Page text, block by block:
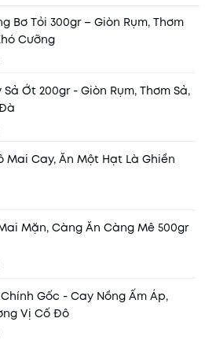
Bơ Tỏi 300gr – Giòn Rụm, Thơm
Cưỡng
Ớt 200gr - Giòn Rụm, Thơm Sả,
Mai Cay, Ăn Một Hạt Là Ghiền
Mặn, Càng Ăn Càng Mê 500gr
Gốc - Cay Nồng Ấm Áp,
Vị Cố Đô